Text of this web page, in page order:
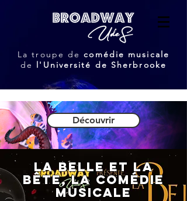
La troupe decomédie musicale
de l'Université de Sherbrooke
Découvrir
lA bELLE ET LA
bÊTE, la comédie
musicale